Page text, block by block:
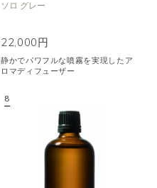
ソロ グレー
22,000円
静かでパワフルな噴霧を実現したア
ロマディフューザー